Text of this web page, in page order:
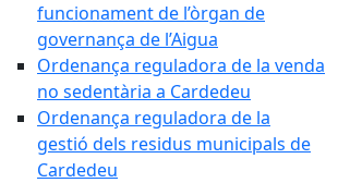
funcionament de l’òrgan de
governança de l’Aigua
Ordenança reguladora de la venda
no sedentària a Cardedeu
Ordenança reguladora de la
gestió dels residus municipals de
Cardedeu